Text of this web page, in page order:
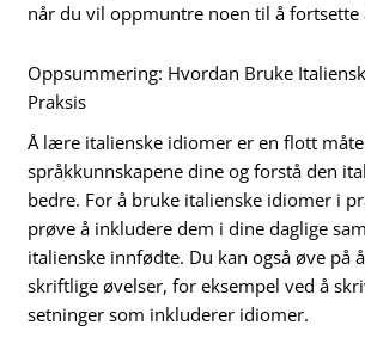
når du vil oppmuntre noen til å fortsette
Oppsummering: Hvordan Bruke
Praksis
Å lære italienske idiomer er en flott
språkkunnskapene dine og forstå den
bedre. For å bruke italienske idiomer i
prøve å inkludere dem i dine daglige
italienske innfødte. Du kan også øve på
skriftlige øvelser, for eksempel ved å
setninger som inkluderer idiomer.